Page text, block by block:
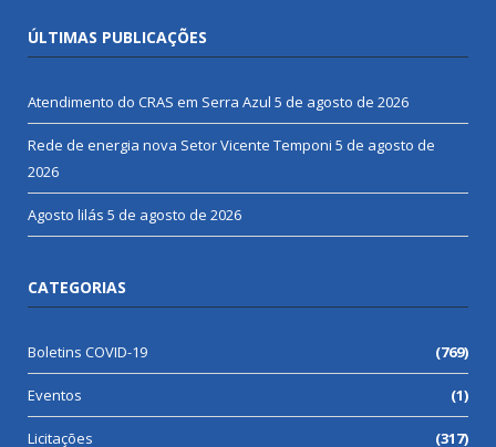
ÚLTIMAS PUBLICAÇÕES
Atendimento do CRAS em Serra Azul 5 de agosto de 2026
Rede de energia nova Setor Vicente Temponi 5 de agosto de
2026
Agosto lilás 5 de agosto de 2026
CATEGORIAS
Boletins COVID-19 (769)
Eventos (1)
Licitações (317)